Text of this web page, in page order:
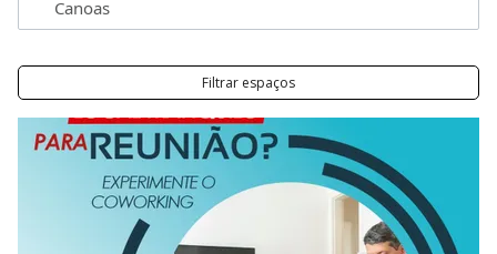
Filtrar espaços